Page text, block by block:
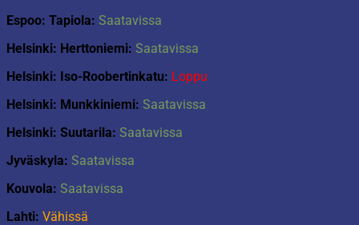
Espoo: Tapiola: Saatavissa
Helsinki: Herttoniemi: Saatavissa
Helsinki: Iso-Roobertinkatu: Loppu
Helsinki: Munkkiniemi: Saatavissa
Helsinki: Suutarila: Saatavissa
Jyväskyla: Saatavissa
Kouvola: Saatavissa
Lahti: Vähissä